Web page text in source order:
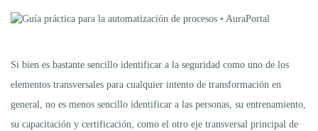
Si bien es bastante sencillo identificar a la seguridad como uno de los
elementos transversales para cualquier intento de transformación en
general, no es menos sencillo identificar a las personas, su entrenamiento,
su capacitación y certificación, como el otro eje transversal principal de